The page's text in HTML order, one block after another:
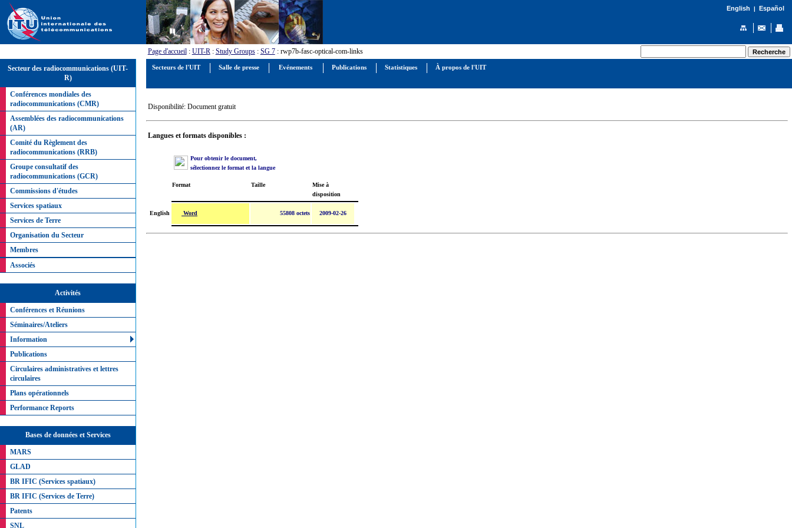
English | Español
Page d'accueil: UIT-R: Study Groups: SG 7: rwp7b-fasc-optical-com-links
Secteur des radiocommunications (UIT-
R)
Conférences mondiales des
radiocommunications (CMR)
Assemblées des radiocommunications
(AR)
Comité du Règlement des
radiocommunications (RRB)
Groupe consultatif des
radiocommunications (GCR)
Commissions d'études
Services spatiaux
Services de Terre
Organisation du Secteur
Membres
Associés
Activités
Conférences et Réunions
Séminaires/Ateliers
Information
Publications
Circulaires administratives et lettres
circulaires
Plans opérationnels
Performance Reports
Bases de données et Services
MARS
GLAD
BR IFIC (Services spatiaux)
BR IFIC (Services de Terre)
Patents
SNL
Disponibilité: Document gratuit
Langues et formats disponibles :
Pour obtenir le document,
sélectionnez le format et la langue
Format Taille
Mise à
disposition
English Word 55808 octets 2009-02-26
Secteurs de l'UIT Salle de presse Evénements Publications Statistiques À propos de l'UIT